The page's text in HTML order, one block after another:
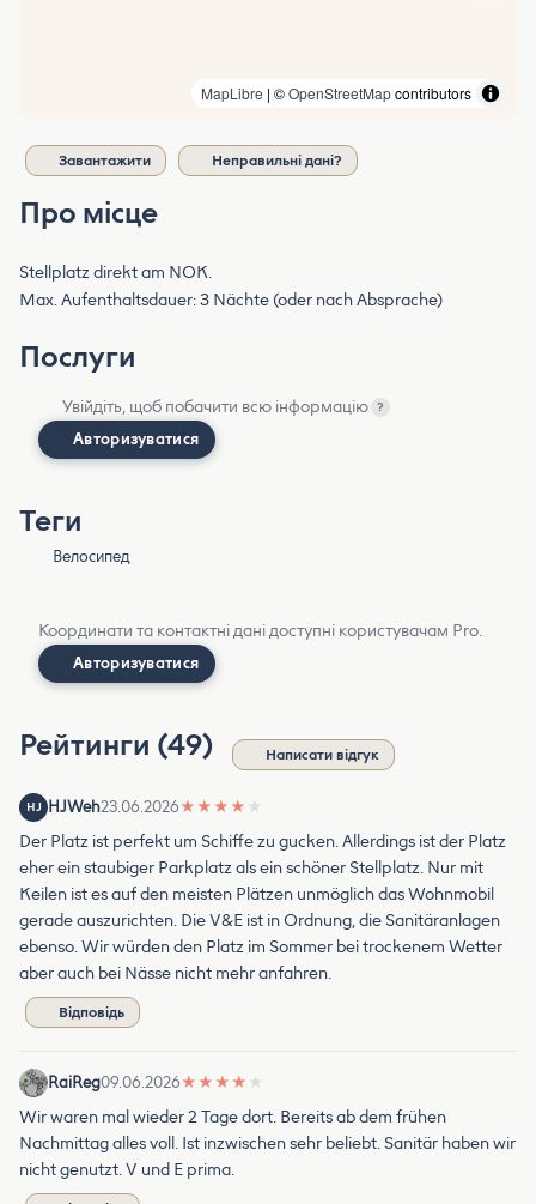
MapLibre | ©OpenStreetMapcontributors
Завантажити Неправильні дані?
Про місце
Stellplatz direkt am NOK.
Max. Aufenthaltsdauer: 3 Nächte (oder nach Absprache)
Послуги
Увійдіть, щоб побачити всю інформацію ?
Авторизуватися
Теги
Велосипед
Координати та контактні дані доступні користувачам Pro.
Авторизуватися
Рейтинги (49) Написати відгук
HJ HJWeh23.06.2026★ ★ ★ ★ ★
Der Platz ist perfekt um Schiffe zu gucken. Allerdings ist der Platz
eher ein staubiger Parkplatz als ein schöner Stellplatz. Nur mit
Keilen ist es auf den meisten Plätzen unmöglich das Wohnmobil
gerade auszurichten. Die V&E ist in Ordnung, die Sanitäranlagen
ebenso. Wir würden den Platz im Sommer bei trockenem Wetter
aber auch bei Nässe nicht mehr anfahren.
Відповідь
RaiReg09.06.2026★ ★ ★ ★ ★
Wir waren mal wieder 2 Tage dort. Bereits ab dem frühen
Nachmittag alles voll. Ist inzwischen sehr beliebt. Sanitär haben wir
nicht genutzt. V und E prima.